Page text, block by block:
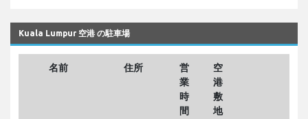
Kuala Lumpur 空港 の駐車場
名前 住所
営
業
時
間
空
港
敷
地